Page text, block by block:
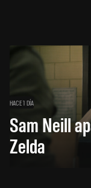
HACE 1 DÍA
Sam Neill
Zelda